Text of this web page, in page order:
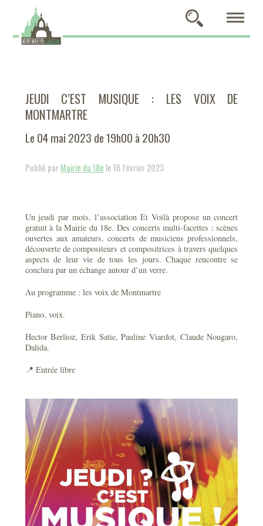
JEUDI C’EST MUSIQUE : LES VOIX DE
MONTMARTRE
Le 04 mai 2023 de 19h00 à 20h30
Publié parMairie du 18e le 16 février 2023
Un jeudi par mois, l’association Et Voilà propose un concert
gratuit à la Mairie du 18e. Des concerts multi-facettes : scènes
ouvertes aux amateurs, concerts de musiciens professionnels,
découverte de compositeurs et compositrices à travers quelques
aspects de leur vie de tous les jours. Chaque rencontre se
conclura par un échange autour d’un verre.
Au programme : les voix de Montmartre
Piano, voix.
Hector Berlioz, Erik Satie, Pauline Viardot, Claude Nougaro,
Dalida.
📍 Entrée libre